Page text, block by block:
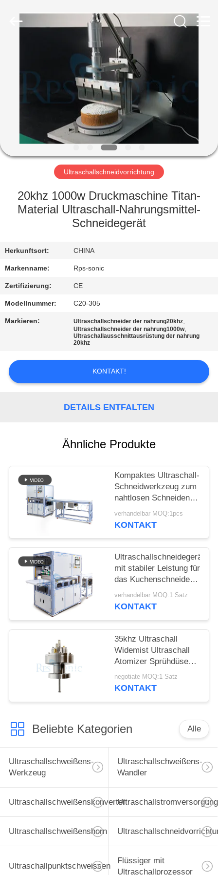
PRODUKTE
FABRIK-
AUSFLUG
QUALITÄTSKONTROLLE
SIE
MIT
UNS
IN
VERBINDUNG
NACHRICHTEN
FÄLLE
DATENSCHUTZRICHTLINIE
Ultraschallschneidvorrichtung
20khz 1000w Druckmaschine Titan-
Material Ultraschall-Nahrungsmittel-
Schneidegerät
Herkunftsort: CHINA
Markenname: Rps-sonic
Zertifizierung: CE
Modellnummer: C20-305
Markieren: Ultraschallschneider der nahrung20khz,
Ultraschallschneider der nahrung1000w,
Ultraschallausschnittausrüstung der nahrung
20khz
KONTAKT!
DETAILS ENTFALTEN
Ähnliche Produkte
Kompaktes Ultraschall-
Schneidwerkzeug zum
nahtlosen Schneiden
von synthetischen
Stoffen, nicht gewebten
verhandelbar MOQ:1pcs
KONTAKT
Ultraschallschneidegerät
mit stabiler Leistung für
das Kuchenschneiden
mit breiter Klinge und
einfacher Bedienung
verhandelbar MOQ:1 Satz
KONTAKT
35khz Ultraschall
Widemist Ultraschall
Atomizer Sprühdüse
für Brennstoffzellen
Herstellung
negotiate MOQ:1 Satz
KONTAKT
Beliebte Kategorien Alle
Ultraschallschweißens-
Werkzeug
Ultraschallschweißens-
Wandler
UltraschallschweißenskonverterUltraschallstromversorgung
Ultraschallschweißenshorn
Ultraschallpunktschweissen
Flüssiger mit
Ultraschallprozessor